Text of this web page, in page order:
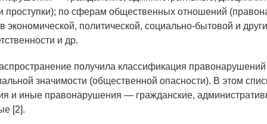
проступки); по сферам общественных отношений
политической, социально-бытовой и
и др.
получила классификация правонарушений
значимости (общественной опасности). В этом
и иные правонарушения — гражданские,
[2].